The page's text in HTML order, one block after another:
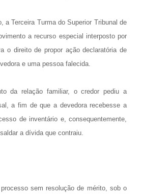
a Terceira Turma do Superior Tribunal de
a recurso especial interposto por
o direito de propor ação declaratória de
e uma pessoa falecida.
da relação familiar, o credor pediu a
a fim de que a devedora recebesse a
de inventário e, consequentemente,
a dívida que contraiu.
sem resolução de mérito, sob o